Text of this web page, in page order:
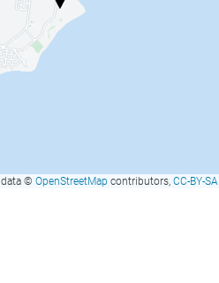
© OpenStreetMap contributors, CC-BY-SA